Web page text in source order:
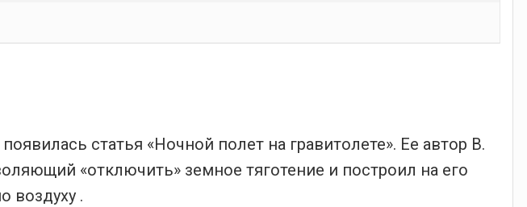
статья «Ночной полет на гравитолете». Ее автор В.
«отключить» земное тяготение и построил на его
воздуху .